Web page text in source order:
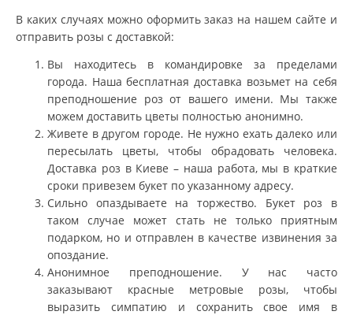
В каких случаях можно оформить заказ на нашем сайте и
отправить розы с доставкой:
Вы находитесь в командировке за пределами
города. Наша бесплатная доставка возьмет на себя
преподношение роз от вашего имени. Мы также
можем доставить цветы полностью анонимно.
Живете в другом городе. Не нужно ехать далеко или
пересылать цветы, чтобы обрадовать человека.
Доставка роз в Киеве – наша работа, мы в краткие
сроки привезем букет по указанному адресу.
Сильно опаздываете на торжество. Букет роз в
таком случае может стать не только приятным
подарком, но и отправлен в качестве извинения за
опоздание.
Анонимное преподношение. У нас часто
заказывают красные метровые розы, чтобы
выразить симпатию и сохранить свое имя в